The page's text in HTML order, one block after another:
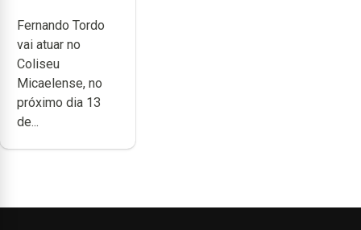
anos de
carreira no
Coliseu
Micaelense
Fernando Tordo
vai atuar no
Coliseu
Micaelense, no
próximo dia 13
de...